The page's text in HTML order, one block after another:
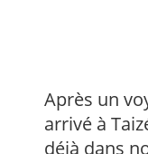
Après un
arrivé à
déjà dans